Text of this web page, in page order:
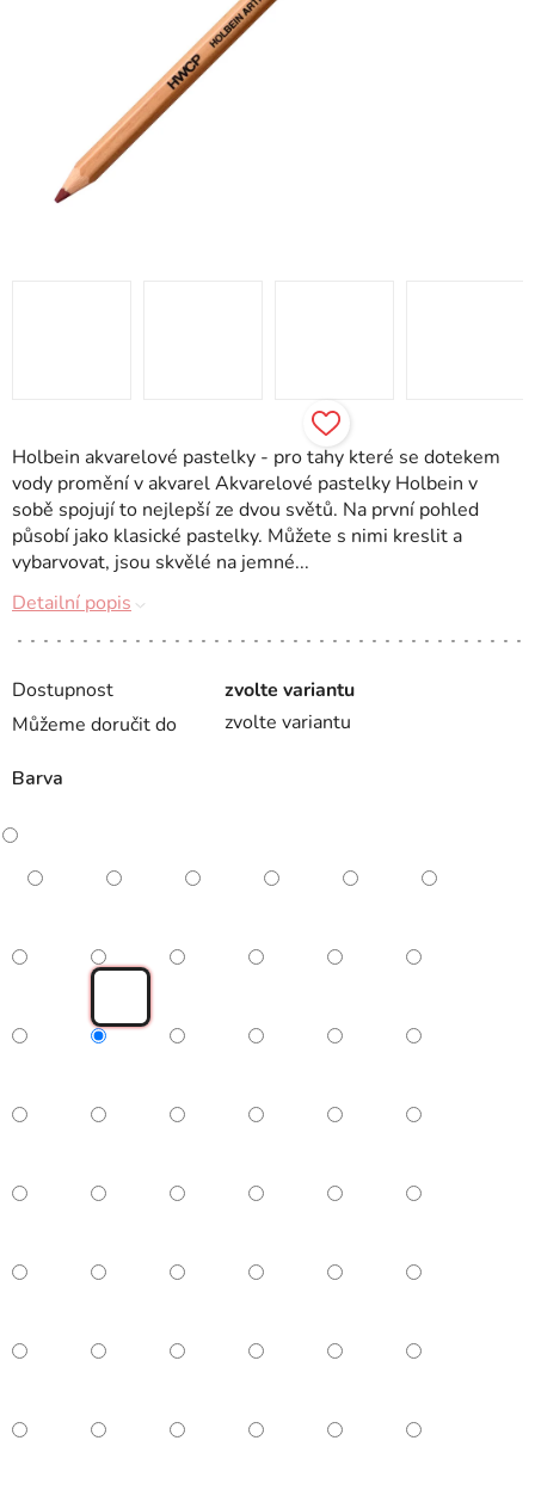
Dostupnost
zvolte variantu
Můžeme doručit do
zvolte variantu
Barva
Holbein akvarelové pastelky - pro tahy které se dotekem
vody promění v akvarel Akvarelové pastelky Holbein v
sobě spojují to nejlepší ze dvou světů. Na první pohled
působí jako klasické pastelky. Můžete s nimi kreslit a
vybarvovat, jsou skvělé na jemné...
Detailní popis